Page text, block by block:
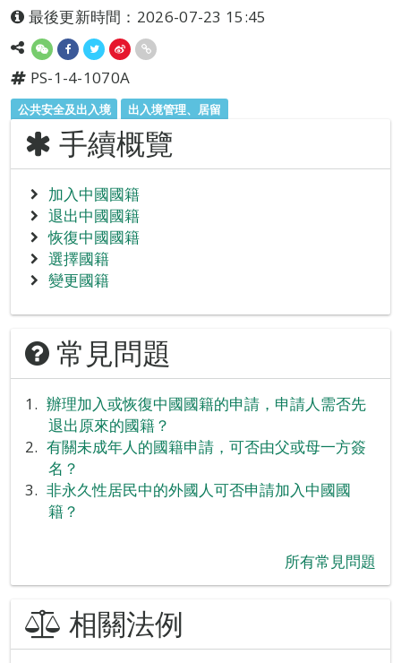
最後更新時間：2026-07-23 15:45
PS-1-4-1070A
公共安全及出入境 出入境管理、居留
手續概覽
加入中國國籍
退出中國國籍
恢復中國國籍
選擇國籍
變更國籍
常見問題
辦理加入或恢復中國國籍的申請，申請人需否先
退出原來的國籍？
有關未成年人的國籍申請，可否由父或母一方簽
名？
非永久性居民中的外國人可否申請加入中國國
籍？
所有常見問題
相關法例